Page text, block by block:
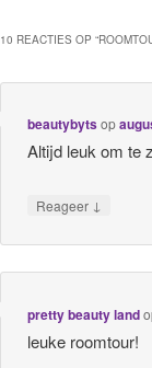
10 REACTIES OP “
beautybytsop
Altijd leuk om te
Reageer ↓
pretty beauty land
leuke roomtour!